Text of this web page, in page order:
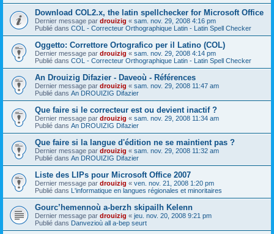
Download COL2.x, the latin spellchecker for Microsoft Office
Dernier message par drouizig « sam. nov. 29, 2008 4:16 pm
Publié dans COL - Correcteur Orthographique Latin - Latin Spell Checker
Oggetto: Correttore Ortografico per il Latino (COL)
Dernier message par drouizig « sam. nov. 29, 2008 4:14 pm
Publié dans COL - Correcteur Orthographique Latin - Latin Spell Checker
An Drouizig Difazier - Daveoù - Références
Dernier message par drouizig « sam. nov. 29, 2008 11:47 am
Publié dans An DROUIZIG Difazier
Que faire si le correcteur est ou devient inactif ?
Dernier message par drouizig « sam. nov. 29, 2008 11:34 am
Publié dans An DROUIZIG Difazier
Que faire si la langue d'édition ne se maintient pas ?
Dernier message par drouizig « sam. nov. 29, 2008 11:32 am
Publié dans An DROUIZIG Difazier
Liste des LIPs pour Microsoft Office 2007
Dernier message par drouizig « ven. nov. 21, 2008 1:20 pm
Publié dans L'informatique en langues régionales et minoritaires
Gourc’hemennoù a-berzh skipailh Kelenn
Dernier message par drouizig « jeu. nov. 20, 2008 9:21 pm
Publié dans Danvezioù all a-bep seurt